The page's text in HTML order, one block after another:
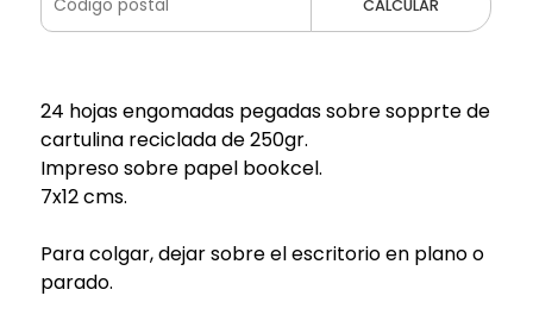
CALCULAR
24 hojas engomadas pegadas sobre sopprte de
cartulina reciclada de 250gr.
Impreso sobre papel bookcel.
7x12 cms.
Para colgar, dejar sobre el escritorio en plano o
parado.